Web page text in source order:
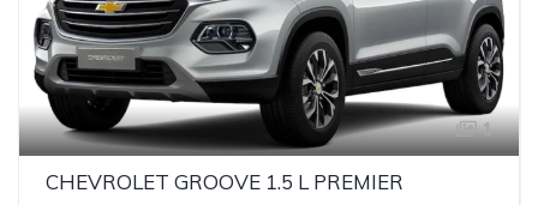
1
CHEVROLET GROOVE 1.5 L PREMIER